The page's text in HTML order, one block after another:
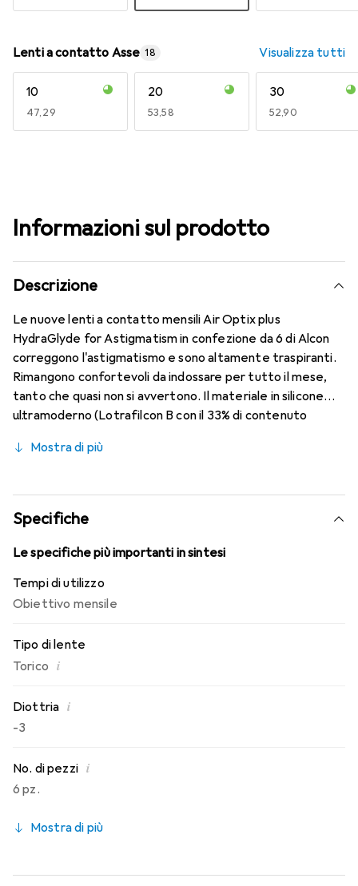
Lenti a contatto Asse 18 Visualizza tutti
10
EUR
47,29
20
EUR
53,58
30
EUR
52,90
Informazioni sul prodotto
Descrizione
Le nuove lenti a contatto mensili Air Optix plus
HydraGlyde for Astigmatism in confezione da 6 di Alcon
correggono l'astigmatismo e sono altamente traspiranti.
Rimangono confortevoli da indossare per tutto il mese,
tanto che quasi non si avvertono. Il materiale in silicone
ultramoderno (Lotrafilcon B con il 33% di contenuto
Moisture Matrix e la nota tecnologia SmartShield,
conosci. Comfort e assenza di fastidi per tutto il giorno
con queste lenti mensili.
Mostra di più
Specifiche
Le specifiche più importanti in sintesi
Tempi di utilizzo
Obiettivo mensile
Tipo di lente
Torico i
Diottria i
-3
No. di pezzi i
6 pz.
Mostra di più